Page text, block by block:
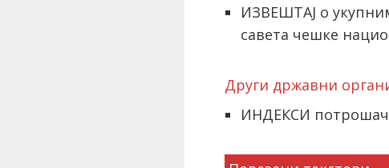
ИЗВЕШТАЈ о
савета чешке
Други државни
ИНДЕКСИ